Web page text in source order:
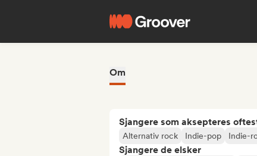
Om
Sjangere som aksepteres
Alternativ rock Indie-pop Indie-
Sjangere de elsker